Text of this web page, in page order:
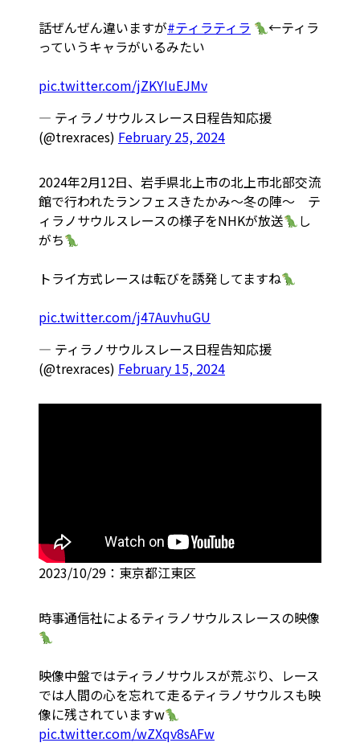
話ぜんぜん違いますが#ティラティラ
←ティラ
っていうキャラがいるみたい
pic.twitter.com/jZKYIuEJMv
— ティラノサウルスレース日程告知応援
(@trexraces) February 25, 2024
2024年2月12日、岩手県北上市の北上市北部交流
館で行われたランフェスきたかみ～冬の陣～ テ
ィラノサウルスレースの様子をNHKが放送
し
がち
トライ方式レースは転びを誘発してますね
pic.twitter.com/j47AuvhuGU
— ティラノサウルスレース日程告知応援
(@trexraces) February 15, 2024
2023/10/29：東京都江東区
時事通信社によるティラノサウルスレースの映像
映像中盤ではティラノサウルスが荒ぶり、レース
では人間の心を忘れて走るティラノサウルスも映
像に残されていますw
pic.twitter.com/wZXqv8sAFw